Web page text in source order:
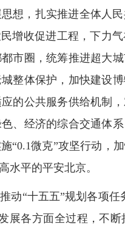
想，扎实推进全体人
增收促进工程，下力
市圈，统筹推进超大
整体保护，加快建设
的公共服务供给机制
、经济的综合交通体
“0.1微克”攻坚行动，
水平的平安北京。
动“十五五”规划各项
展各方面全过程，不